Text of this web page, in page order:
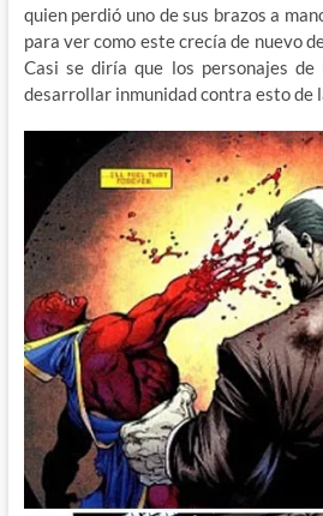
quien perdió uno de sus brazos a
para ver como este crecía de nuevo
Casi se diría que los personajes de
desarrollar inmunidad contra esto de